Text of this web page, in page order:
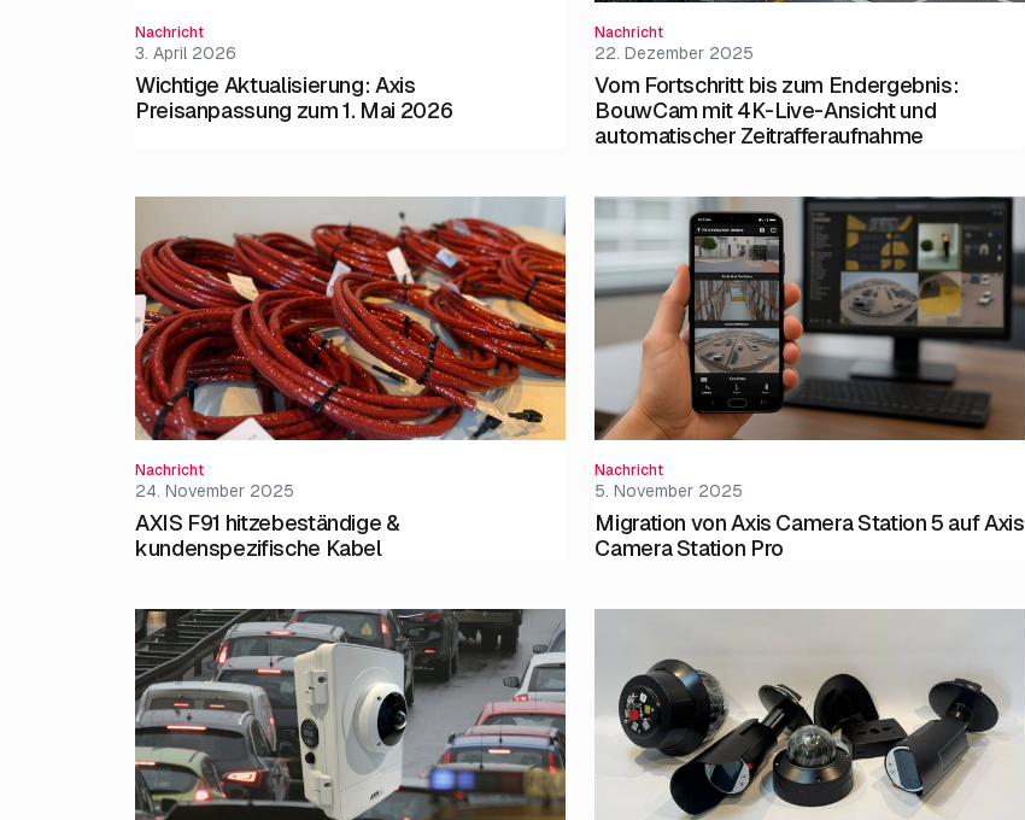
Nachricht
3. April 2026
Wichtige Aktualisierung: Axis
Preisanpassung zum 1. Mai 2026
Nachricht
22. Dezember 2025
Vom Fortschritt bis zum Endergebnis:
BouwCam mit 4K-Live-Ansicht und
automatischer Zeitrafferaufnahme
Nachricht
24. November 2025
AXIS F91 hitzebeständige &
kundenspezifische Kabel
Nachricht
5. November 2025
Migration von Axis Camera Station 5 auf Axis
Camera Station Pro